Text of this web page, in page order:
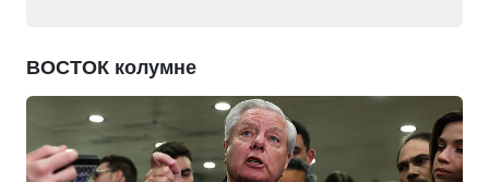
ВОСТОК колумне